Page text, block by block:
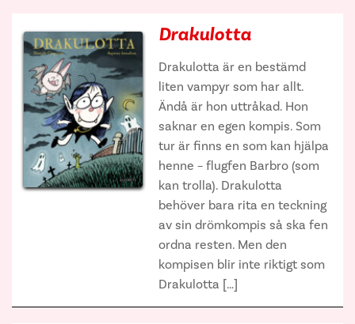
Drakulotta
Drakulotta är en bestämd
liten vampyr som har allt.
Ändå är hon uttråkad. Hon
saknar en egen kompis. Som
tur är finns en som kan hjälpa
henne – flugfen Barbro (som
kan trolla). Drakulotta
behöver bara rita en teckning
av sin drömkompis så ska fen
ordna resten. Men den
kompisen blir inte riktigt som
Drakulotta […]